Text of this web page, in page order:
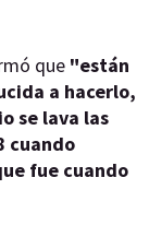
que "están
a hacerlo,
se lava las
cuando
fue cuando